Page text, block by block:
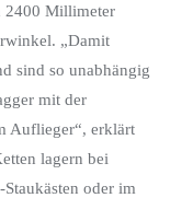
2400 Millimeter
„Damit
sind so unabhängig
mit der
Auflieger“, erklärt
lagern bei
oder im